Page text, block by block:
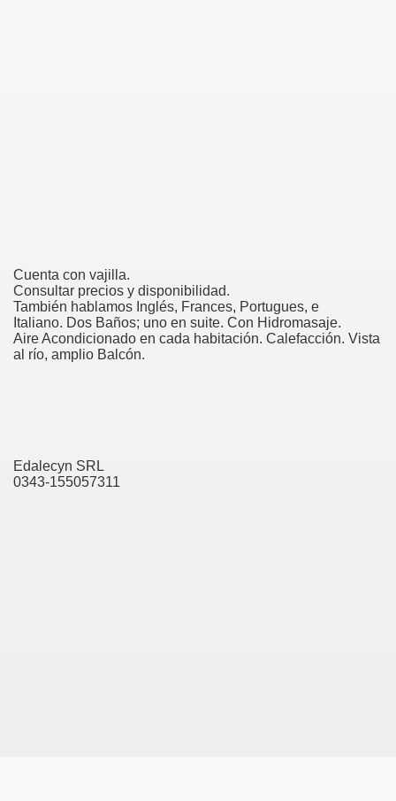
Cuenta con vajilla.
Consultar precios y disponibilidad.
También hablamos Inglés, Frances, Portugues, e
Italiano. Dos Baños; uno en suite. Con Hidromasaje.
Aire Acondicionado en cada habitación. Calefacción. Vista
al río, amplio Balcón.
Edalecyn SRL
0343-155057311